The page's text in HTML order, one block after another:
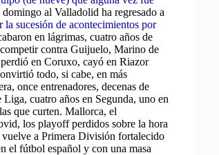
al Valladolid ha regresado a
la sucesión de acontecimientos por
en lágrimas, cuatro años de
contra Guijuelo, Marino de
en Coruxo, cayó en Riazor
todo, si cabe, en más
once entrenadores, decenas de
cuatro años en Segunda, uno en
que curten. Mallorca, el
los playoff perdidos sobre la hora
a Primera División fortalecido
el fútbol español y con una masa